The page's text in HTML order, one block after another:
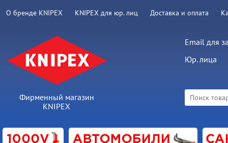
О бренде KNIPEX KNIPEX для юр. лиц Доставка и оплата
Фирменный магазин
KNIPEX
Email для
Юр. лица